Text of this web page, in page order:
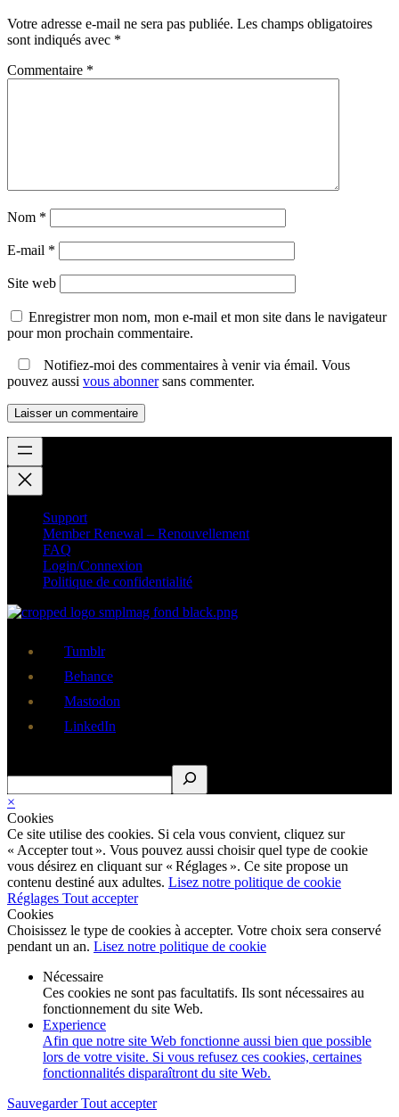
Votre adresse e-mail ne sera pas publiée. Les champs obligatoires
sont indiqués avec *
Commentaire *
Nom *
E-mail *
Site web
Enregistrer mon nom, mon e-mail et mon site dans le navigateur
pour mon prochain commentaire.
Notifiez-moi des commentaires à venir via émail. Vous
pouvez aussi vous abonnersans commenter.
Support
Member Renewal – Renouvellement
FAQ
Login/Connexion
Politique de confidentialité
Tumblr
Behance
Mastodon
LinkedIn
×
Cookies
Ce site utilise des cookies. Si cela vous convient, cliquez sur
« Accepter tout ». Vous pouvez aussi choisir quel type de cookie
vous désirez en cliquant sur « Réglages ». Ce site propose un
contenu destiné aux adultes. Lisez notre politique de cookie
Réglages Tout accepter
Cookies
Choisissez le type de cookies à accepter. Votre choix sera conservé
pendant un an. Lisez notre politique de cookie
Nécessaire
Ces cookies ne sont pas facultatifs. Ils sont nécessaires au
fonctionnement du site Web.
Experience
Afin que notre site Web fonctionne aussi bien que possible
lors de votre visite. Si vous refusez ces cookies, certaines
fonctionnalités disparaîtront du site Web.
SauvegarderTout accepter